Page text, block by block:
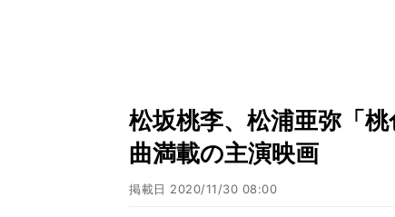
松坂桃李、松浦亜弥「
曲満載の主演映画
掲載日 2020/11/30 08:00